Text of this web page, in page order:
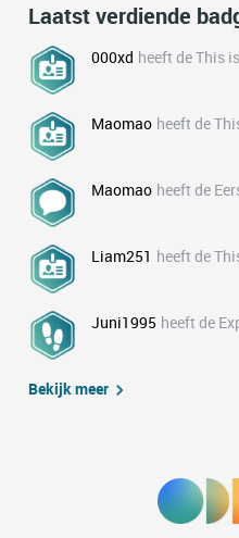
Laatst verdiende
000xd heeft de This
Maomao heeft de
Maomao heeft de
Liam251 heeft de
Juni1995 heeft de
Bekijk meer